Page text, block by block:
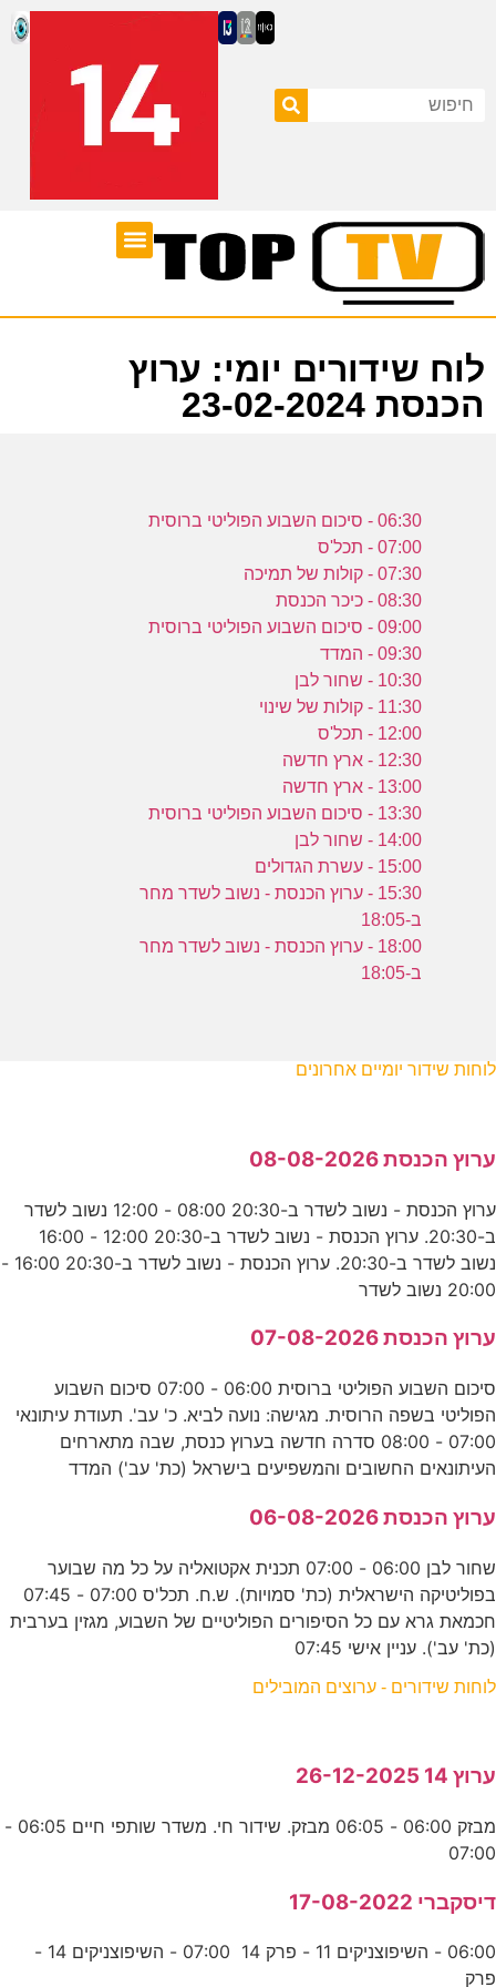
לוח שידורים יומי: ערוץ
הכנסת 23-02-2024
06:30 - סיכום השבוע הפוליטי ברוסית
07:00 - תכל'ס
07:30 - קולות של תמיכה
08:30 - כיכר הכנסת
09:00 - סיכום השבוע הפוליטי ברוסית
09:30 - המדד
10:30 - שחור לבן
11:30 - קולות של שינוי
12:00 - תכל'ס
12:30 - ארץ חדשה
13:00 - ארץ חדשה
13:30 - סיכום השבוע הפוליטי ברוסית
14:00 - שחור לבן
15:00 - עשרת הגדולים
15:30 - ערוץ הכנסת - נשוב לשדר מחר
ב-18:05
18:00 - ערוץ הכנסת - נשוב לשדר מחר
ב-18:05
לוחות שידור יומיים אחרונים
ערוץ הכנסת 08-08-2026
ערוץ הכנסת - נשוב לשדר ב-20:30 08:00 - 12:00 נשוב לשדר
ב-20:30. ערוץ הכנסת - נשוב לשדר ב-20:30 12:00 - 16:00
נשוב לשדר ב-20:30. ערוץ הכנסת - נשוב לשדר ב-20:30 16:00 -
20:00 נשוב לשדר
ערוץ הכנסת 07-08-2026
סיכום השבוע הפוליטי ברוסית 06:00 - 07:00 סיכום השבוע
הפוליטי בשפה הרוסית. מגישה: נועה לביא. כ' עב'. תעודת עיתונאי
07:00 - 08:00 סדרה חדשה בערוץ כנסת, שבה מתארחים
העיתונאים החשובים והמשפיעים בישראל (כת' עב') המדד
ערוץ הכנסת 06-08-2026
שחור לבן 06:00 - 07:00 תכנית אקטואליה על כל מה שבוער
בפוליטיקה הישראלית (כת' סמויות). ש.ח. תכל'ס 07:00 - 07:45
חכמאת גרא עם כל הסיפורים הפוליטיים של השבוע, מגזין בערבית
(כת' עב'). עניין אישי 07:45
לוחות שידורים - ערוצים המובילים
ערוץ 14 26-12-2025
מבזק 06:00 - 06:05 מבזק. שידור חי. משדר שותפי חיים 06:05 -
07:00
דיסקברי 17-08-2022
06:00 - השיפוצניקים 11 - פרק 14 07:00 - השיפוצניקים 14 -
פרק